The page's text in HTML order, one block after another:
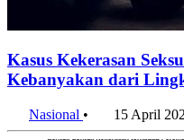
Kasus Kekerasan
Kebanyakan dari
Nasional • 15 April